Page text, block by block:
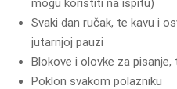
Svaki dan ručak, te kavu i
jutarnjoj pauzi
Blokove i olovke za
Poklon svakom polazniku